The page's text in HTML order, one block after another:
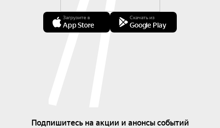
Загрузите в
App Store
Скачать из
Google Play
Подпишитесь на акции и анонсы событий